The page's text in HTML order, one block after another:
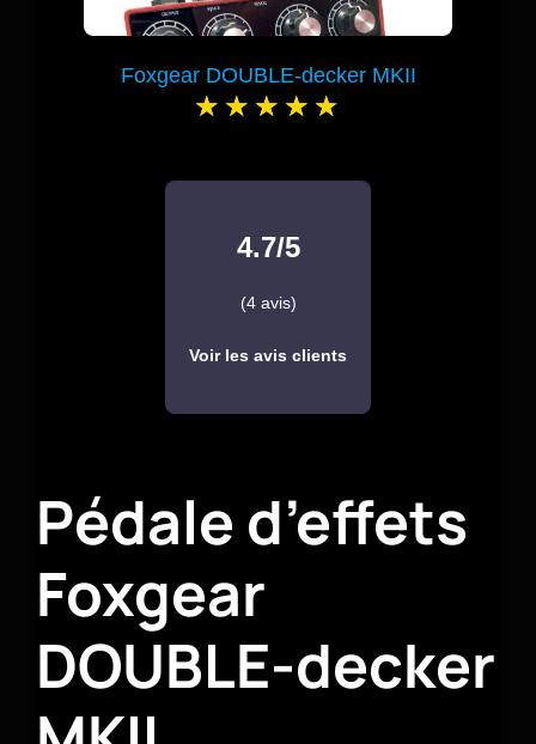
Foxgear DOUBLE-decker MKII
4.7/5
(4 avis)
Voir les avis clients
Pédale d’effets
Foxgear
DOUBLE-decker